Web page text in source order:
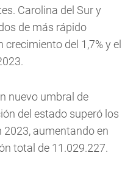
Carolina del Sur y
de más rápido
del 1,7% y el
nuevo umbral de
del estado superó los
2023, aumentando en
total de 11.029.227.